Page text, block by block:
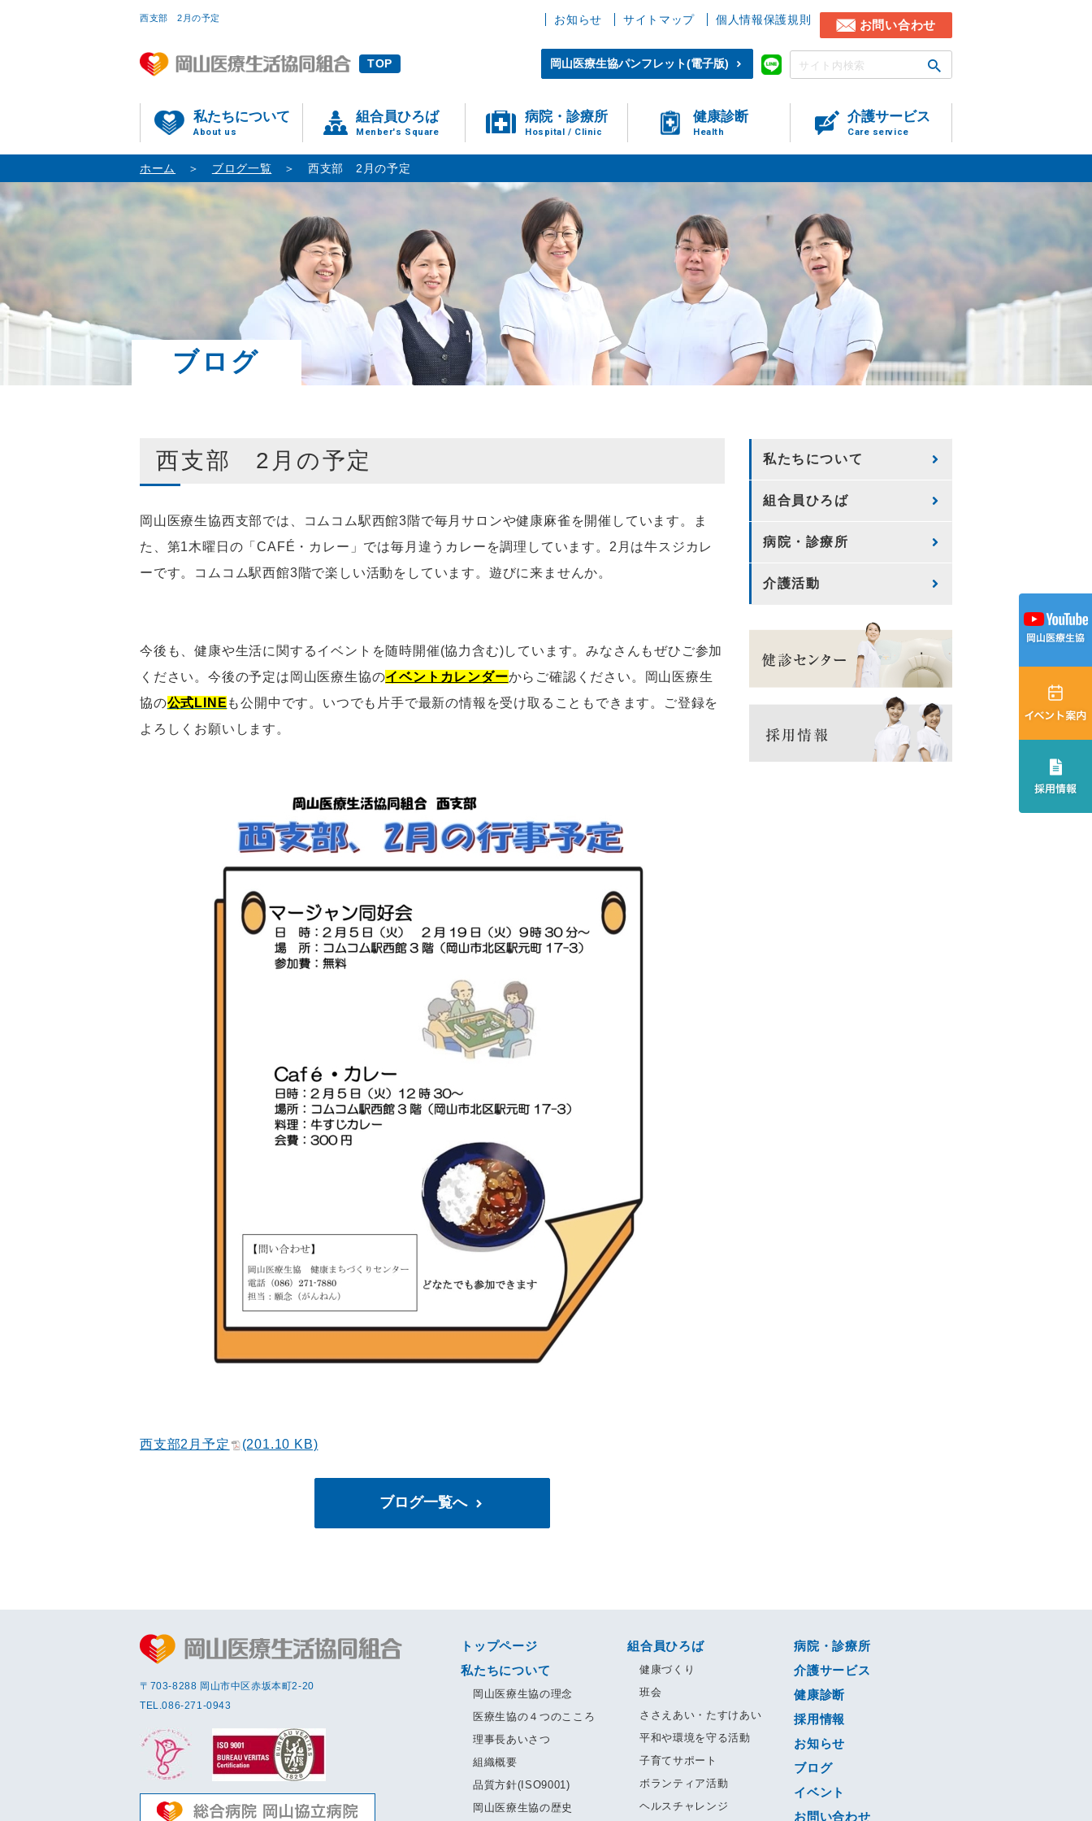
西支部 2月の予定 お知らせ サイトマップ 個人情報保護規則 お問い合わせ
TOP 岡山医療生協パンフレット(電子版)
私たちについて
About us
組合員ひろば
Menber's Square
病院・診療所
Hospital / Clinic
健康診断
Health
介護サービス
Care service
ホーム ブログ一覧 西支部 2月の予定
ブログ
西支部 2月の予定
岡山医療生協西支部では、コムコム駅西館3階で毎月サロンや健康麻雀を開催しています。ま
た、第1木曜日の「CAFÉ・カレー」では毎月違うカレーを調理しています。2月は牛スジカレ
ーです。コムコム駅西館3階で楽しい活動をしています。遊びに来ませんか。
今後も、健康や生活に関するイベントを随時開催(協力含む)しています。みなさんもぜひご参加
ください。今後の予定は岡山医療生協のイベントカレンダーからご確認ください。岡山医療生
協の公式LINE も公開中です。いつでも片手で最新の情報を受け取ることもできます。ご登録を
よろしくお願いします。
西支部2月予定 (201.10 KB)
ブログ一覧へ
私たちについて
組合員ひろば
病院・診療所
介護活動
〒703-8288 岡⼭市中区赤坂本町2-20
TEL.086-271-0943
トップページ
私たちについて
岡山医療生協の理念
医療生協の４つのこころ
理事長あいさつ
組織概要
品質方針(ISO9001)
岡山医療生協の歴史
組合員ひろば
健康づくり
班会
ささえあい・たすけあい
平和や環境を守る活動
子育てサポート
ボランティア活動
ヘルスチャレンジ
病院・診療所
介護サービス
健康診断
採用情報
お知らせ
ブログ
イベント
お問い合わせ